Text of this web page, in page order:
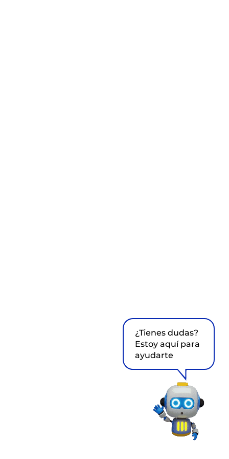
¿Tienes dudas?
Estoy aquí para
ayudarte